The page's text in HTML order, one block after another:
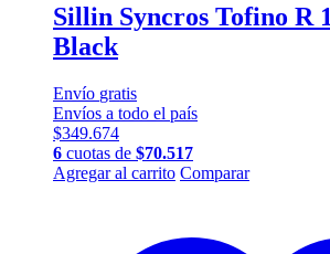
Sillin Syncros Tofino R
Black
Envío gratis
Envíos a todo el país
$349.674
6 cuotas de $70.517
Agregar al carrito Comparar